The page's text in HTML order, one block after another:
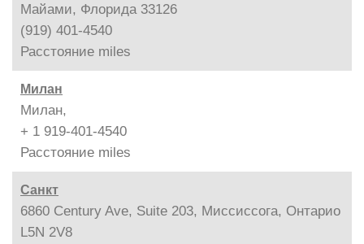
Майами, Флорида 33126
(919) 401-4540
Расстояние miles
Милан
Милан,
+ 1 919-401-4540
Расстояние miles
Санкт
6860 Century Ave, Suite 203, Миссиссога, Онтарио
L5N 2V8